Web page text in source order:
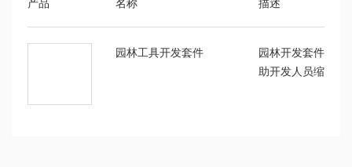
产品 名称 描述
园林工具开发套件
园林开发套件是采
助开发人员缩短产